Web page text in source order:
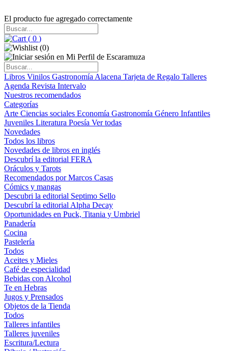
El producto fue agregado correctamente
( 0 )
(0)
Libros Vinilos Gastronomía Alacena Tarjeta de Regalo Talleres
Agenda Revista Intervalo
Nuestros recomendados
Categorías
Arte Ciencias sociales Economía Gastronomía Género Infantiles
Juveniles Literatura Poesía Ver todas
Novedades
Todos los libros
Novedades de libros en inglés
Descubrí la editorial FERA
Oráculos y Tarots
Recomendados por Marcos Casas
Cómics y mangas
Descubri la editorial Septimo Sello
Descubrí la editorial Alpha Decay
Oportunidades en Puck, Titania y Umbriel
Panadería
Cocina
Pastelería
Todos
Aceites y Mieles
Café de especialidad
Bebidas con Alcohol
Te en Hebras
Jugos y Prensados
Objetos de la Tienda
Todos
Talleres infantiles
Talleres juveniles
Escritura/Lectura